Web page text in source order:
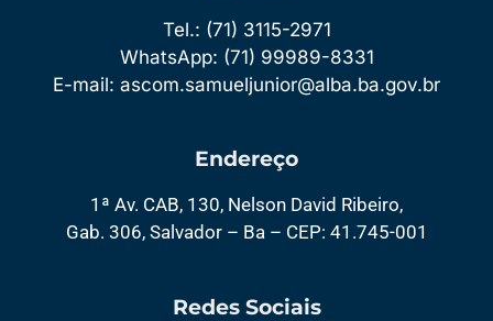
Tel.: (71) 3115-2971
WhatsApp: (71) 99989-8331
E-mail: ascom.samueljunior@alba.ba.gov.br
Endereço
1ª Av. CAB, 130, Nelson David Ribeiro,
Gab. 306, Salvador – Ba – CEP: 41.745-001
Redes Sociais